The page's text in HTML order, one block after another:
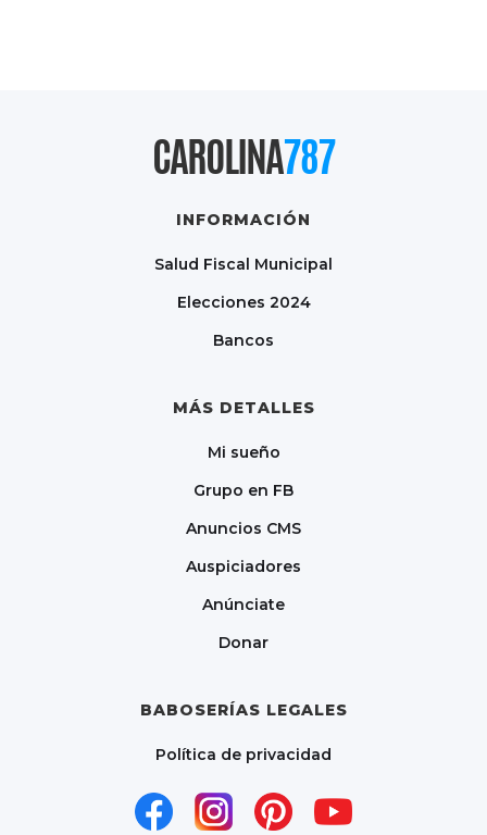
CAROLINA787
INFORMACIÓN
Salud Fiscal Municipal
Elecciones 2024
Bancos
MÁS DETALLES
Mi sueño
Grupo en FB
Anuncios CMS
Auspiciadores
Anúnciate
Donar
BABOSERÍAS LEGALES
Política de privacidad